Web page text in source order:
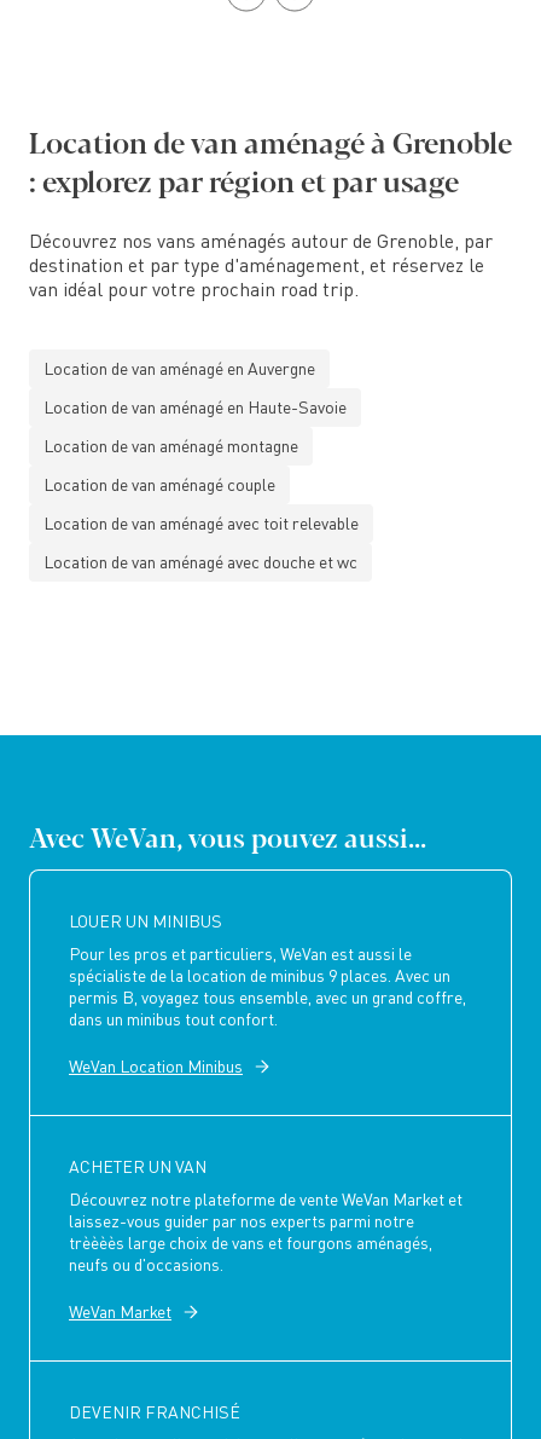
Location de van aménagé à Grenoble
: explorez par région et par usage
Découvrez nos vans aménagés autour de Grenoble, par
destination et par type d'aménagement, et réservez le
van idéal pour votre prochain road trip.
Location de van aménagé en Auvergne
Location de van aménagé en Haute-Savoie
Location de van aménagé montagne
Location de van aménagé couple
Location de van aménagé avec toit relevable
Location de van aménagé avec douche et wc
Avec WeVan, vous pouvez aussi...
LOUER UN MINIBUS
Pour les pros et particuliers, WeVan est aussi le
spécialiste de la location de minibus 9 places. Avec un
permis B, voyagez tous ensemble, avec un grand coffre,
dans un minibus tout confort.
WeVan Location Minibus
ACHETER UN VAN
Découvrez notre plateforme de vente WeVan Market et
laissez-vous guider par nos experts parmi notre
trèèèès large choix de vans et fourgons aménagés,
neufs ou d'occasions.
WeVan Market
DEVENIR FRANCHISÉ